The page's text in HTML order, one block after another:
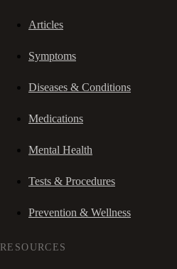
Articles
Symptoms
Diseases & Conditions
Medications
Mental Health
Tests & Procedures
Prevention & Wellness
RESOURCES